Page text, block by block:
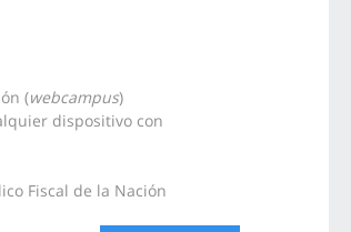
(webcampus)
dispositivo con
Fiscal de la Nación